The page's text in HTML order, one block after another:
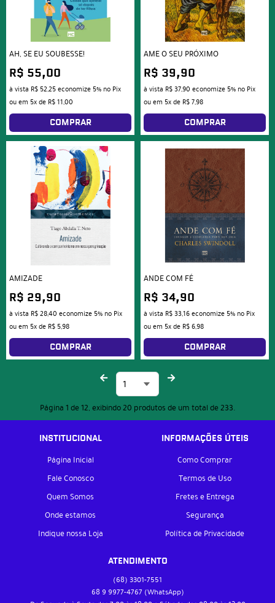
AH, SE EU SOUBESSE!
R$ 55,00
à vista R$ 52,25economize 5% no Pix
ou em 5xde R$ 11,00
COMPRAR
AME O SEU PRÓXIMO
R$ 39,90
à vista R$ 37,90 economize 5% no Pix
ou em 5xde R$ 7,98
COMPRAR
AMIZADE
R$ 29,90
à vista R$ 28,40 economize 5% no Pix
ou em 5xde R$ 5,98
COMPRAR
ANDE COM FÉ
R$ 34,90
à vista R$ 33,16economize 5% no Pix
ou em 5xde R$ 6,98
COMPRAR
Página 1 de 12, exibindo 20 produtos de um total de 233.
INSTITUCIONAL
Página Inicial
Fale Conosco
Quem Somos
Onde estamos
Indique nossa Loja
INFORMAÇÕES ÚTEIS
Como Comprar
Termos de Uso
Fretes e Entrega
Segurança
Política de Privacidade
ATENDIMENTO
(68) 3301-7551
68 9 9977-4767 (WhatsApp)